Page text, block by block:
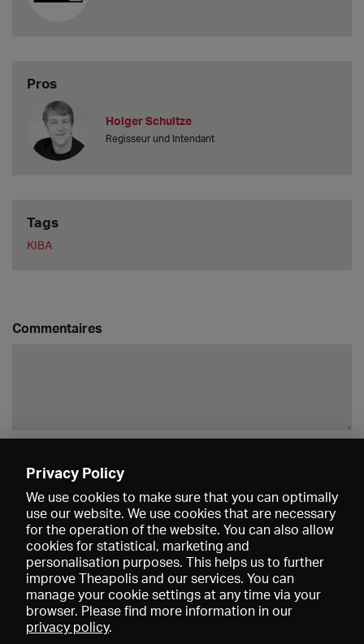
Pros
Holger Schultze
Regisseur und Intendant
Tags
KIBA
Commentaires
Privacy Policy
We use cookies to make sure that you can optimally
use our website. We use cookies that are necessary
for the operation of the website. You can also allow
cookies for statistical, marketing and
personalisation purposes. This helps us to further
improve Theapolis and our services. You can
manage your cookie settings at any time via your
browser. Please find more information in our
privacy policy.